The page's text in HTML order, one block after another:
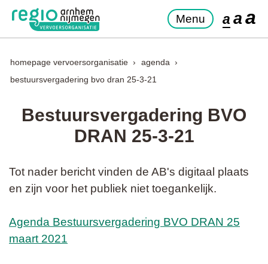
Menu a aa
homepage vervoersorganisatie
agenda
bestuursvergadering bvo dran 25-3-21
Bestuursvergadering BVO
DRAN 25-3-21
Tot nader bericht vinden de AB's digitaal plaats
en zijn voor het publiek niet toegankelijk.
Agenda Bestuursvergadering BVO DRAN 25
maart 2021